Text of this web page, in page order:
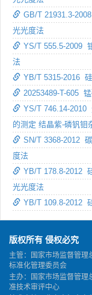
GB/T 21931.3-
光光度法
YS/T 555.5-2009
法
YB/T 5315-2016
20253489-T-605
YS/T 746.14-2010
的测定 结晶紫-磷钒钼
SN/T 3368-2012
度法
YB/T 178.8-2012
光光度法
YB/T 109.8-2012
版权所有 侵权必究
主管：国家市场监督管理
标准化管理委员会
主办：国家市场监督管理
准技术审评中心